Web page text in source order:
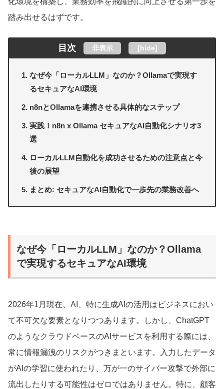
踏み出せるはずです。
目次 非表示 [hide]
なぜ今「ローカルLLM」なのか？Ollamaで実現す
るセキュアなAI環境
n8nとOllamaを連携させる具体的なステップ
実践！n8n x Ollama セキュアなAI自動化シナリオ3
選
ローカルLLM自動化を成功させるための注意点と今
後の展望
まとめ: セキュアなAI自動化で一歩先の業務改善へ
なぜ今「ローカルLLM」なのか？Ollama
で実現するセキュアなAI環境
2026年1月現在、AI、特に生成AIの活用はビジネスにおい
て不可欠な要素となりつつあります。しかし、ChatGPT
のようなクラウドベースのAIサービスを利用する際には、
常に情報漏洩のリスクがつきまといます。入力したデータ
がAIの学習に使われたり、万が一のサイバー攻撃で外部に
流出したりする可能性はゼロではありません。特に、顧客